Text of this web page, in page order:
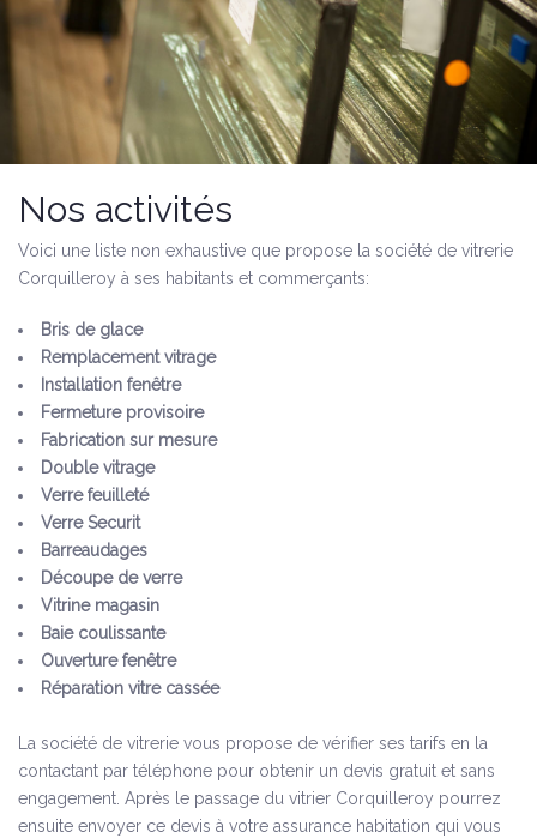
Nos activités
Voici une liste non exhaustive que propose la société de vitrerie
Corquilleroy à ses habitants et commerçants:
Bris de glace
Remplacement vitrage
Installation fenêtre
Fermeture provisoire
Fabrication sur mesure
Double vitrage
Verre feuilleté
Verre Securit
Barreaudages
Découpe de verre
Vitrine magasin
Baie coulissante
Ouverture fenêtre
Réparation vitre cassée
La société de vitrerie vous propose de vérifier ses tarifs en la
contactant par téléphone pour obtenir un devis gratuit et sans
engagement. Après le passage du vitrier Corquilleroy pourrez
ensuite envoyer ce devis à votre assurance habitation qui vous